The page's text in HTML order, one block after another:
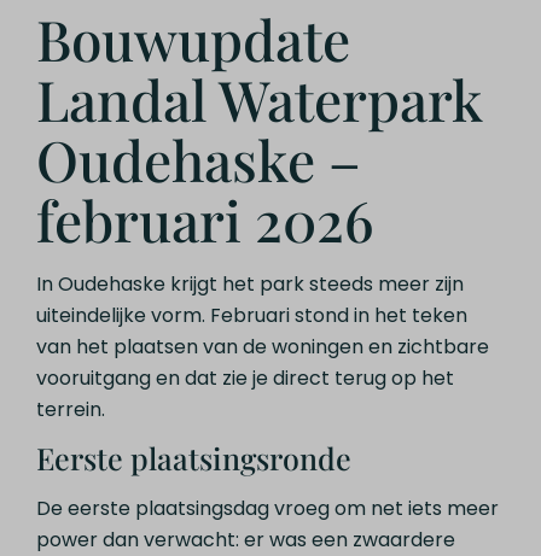
Bouwupdate
Landal Waterpark
Oudehaske –
februari 2026
In Oudehaske krijgt het park steeds meer zijn
uiteindelijke vorm. Februari stond in het teken
van het plaatsen van de woningen en zichtbare
vooruitgang en dat zie je direct terug op het
terrein.
Eerste plaatsingsronde
De eerste plaatsingsdag vroeg om net iets meer
power dan verwacht: er was een zwaardere